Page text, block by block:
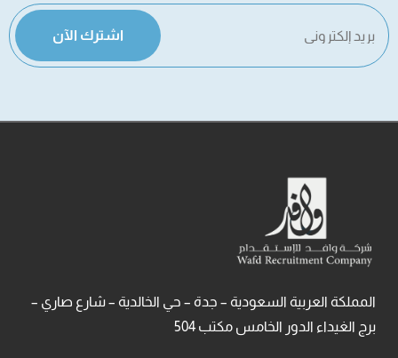
اشترك الآن
المملكة العربية السعودية – جدة – حي الخالدية – شارع صاري –
برج الغيداء الدور الخامس مكتب 504